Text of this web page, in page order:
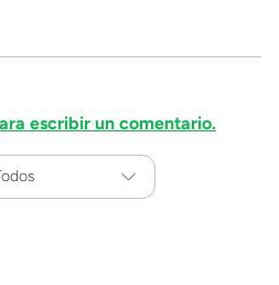
escribir un comentario.